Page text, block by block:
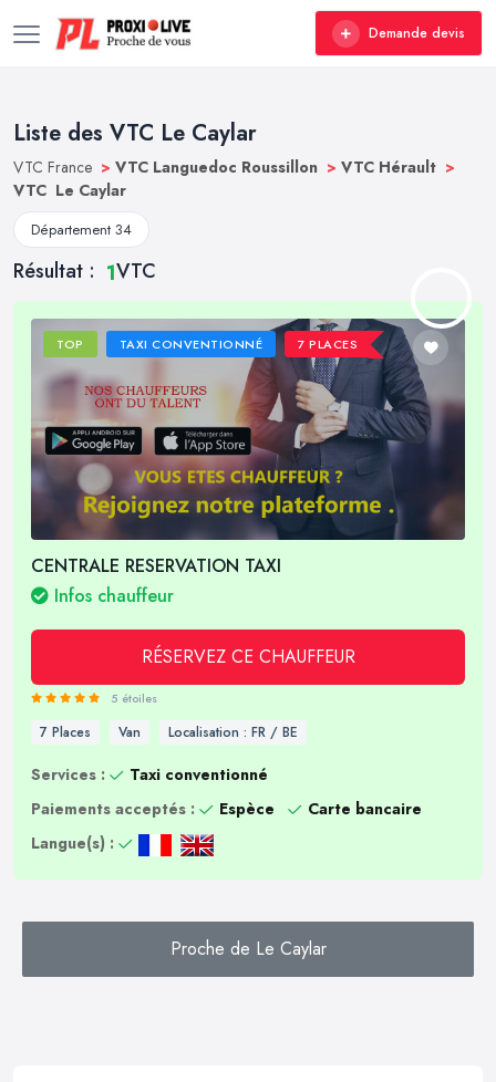
Demande devis
Liste des VTC Le Caylar
VTC France > VTC Languedoc Roussillon > VTC Hérault >
VTC Le Caylar
Département 34
Résultat : 1VTC
TOP TAXI CONVENTIONNÉ 7 PLACES
CENTRALE RESERVATION TAXI
Infos chauffeur
RÉSERVEZ CE CHAUFFEUR
5 étoiles
7 Places Van Localisation : FR / BE
Services :
Taxi conventionné
Paiements acceptés :
Espèce
Carte bancaire
Langue(s) :
Proche de Le Caylar